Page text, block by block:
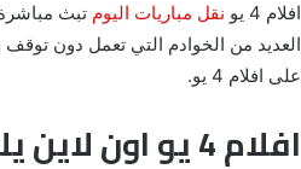
افلام 4 يو نقل مباريات اليوم
على افلام 4 يو.